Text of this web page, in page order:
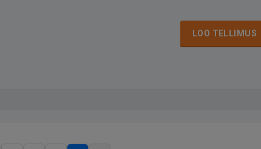
LOO TELLIMUS